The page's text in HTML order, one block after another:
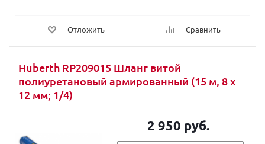
Отложить Сравнить
Huberth RP209015 Шланг витой
полиуретановый армированный (15 м, 8 x
12 мм; 1/4)
2 950 руб.